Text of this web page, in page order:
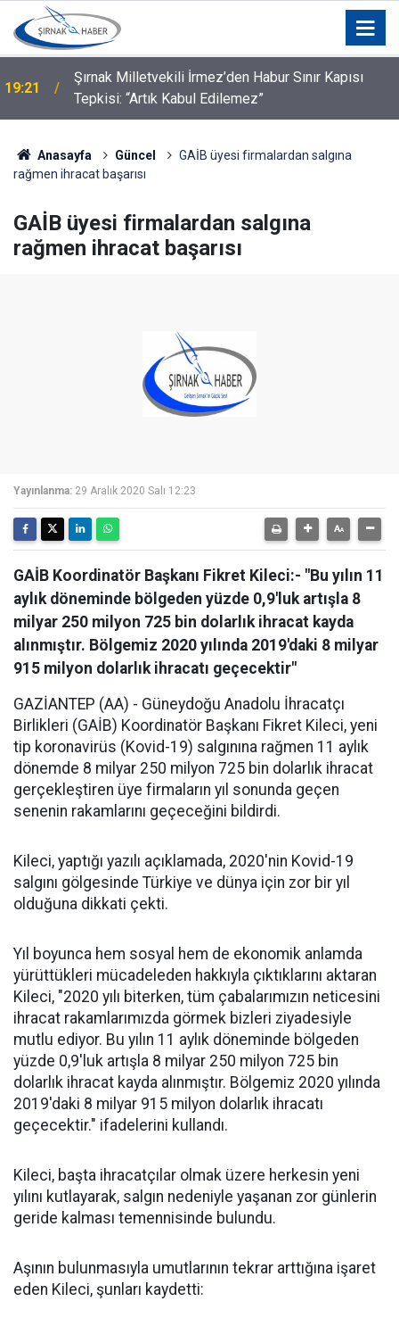
19:21
Şırnak Milletvekili İrmez’den Habur Sınır Kapısı
Tepkisi: “Artık Kabul Edilemez”
Anasayfa Güncel
GAİB üyesi firmalardan salgına
rağmen ihracat başarısı
GAİB üyesi firmalardan salgına
rağmen ihracat başarısı
Yayınlanma: 29 Aralık 2020 Salı 12:23
GAİB Koordinatör Başkanı Fikret Kileci:- "Bu yılın 11
aylık döneminde bölgeden yüzde 0,9'luk artışla 8
milyar 250 milyon 725 bin dolarlık ihracat kayda
alınmıştır. Bölgemiz 2020 yılında 2019'daki 8 milyar
915 milyon dolarlık ihracatı geçecektir"
GAZİANTEP (AA) - Güneydoğu Anadolu İhracatçı
Birlikleri (GAİB) Koordinatör Başkanı Fikret Kileci, yeni
tip koronavirüs (Kovid-19) salgınına rağmen 11 aylık
dönemde 8 milyar 250 milyon 725 bin dolarlık ihracat
gerçekleştiren üye firmaların yıl sonunda geçen
senenin rakamlarını geçeceğini bildirdi.
Kileci, yaptığı yazılı açıklamada, 2020'nin Kovid-19
salgını gölgesinde Türkiye ve dünya için zor bir yıl
olduğuna dikkati çekti.
Yıl boyunca hem sosyal hem de ekonomik anlamda
yürüttükleri mücadeleden hakkıyla çıktıklarını aktaran
Kileci, "2020 yılı biterken, tüm çabalarımızın neticesini
ihracat rakamlarımızda görmek bizleri ziyadesiyle
mutlu ediyor. Bu yılın 11 aylık döneminde bölgeden
yüzde 0,9'luk artışla 8 milyar 250 milyon 725 bin
dolarlık ihracat kayda alınmıştır. Bölgemiz 2020 yılında
2019'daki 8 milyar 915 milyon dolarlık ihracatı
geçecektir." ifadelerini kullandı.
Kileci, başta ihracatçılar olmak üzere herkesin yeni
yılını kutlayarak, salgın nedeniyle yaşanan zor günlerin
geride kalması temennisinde bulundu.
Aşının bulunmasıyla umutlarının tekrar arttığına işaret
eden Kileci, şunları kaydetti: